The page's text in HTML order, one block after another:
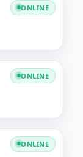
ONLINE
ONLINE
ONLINE